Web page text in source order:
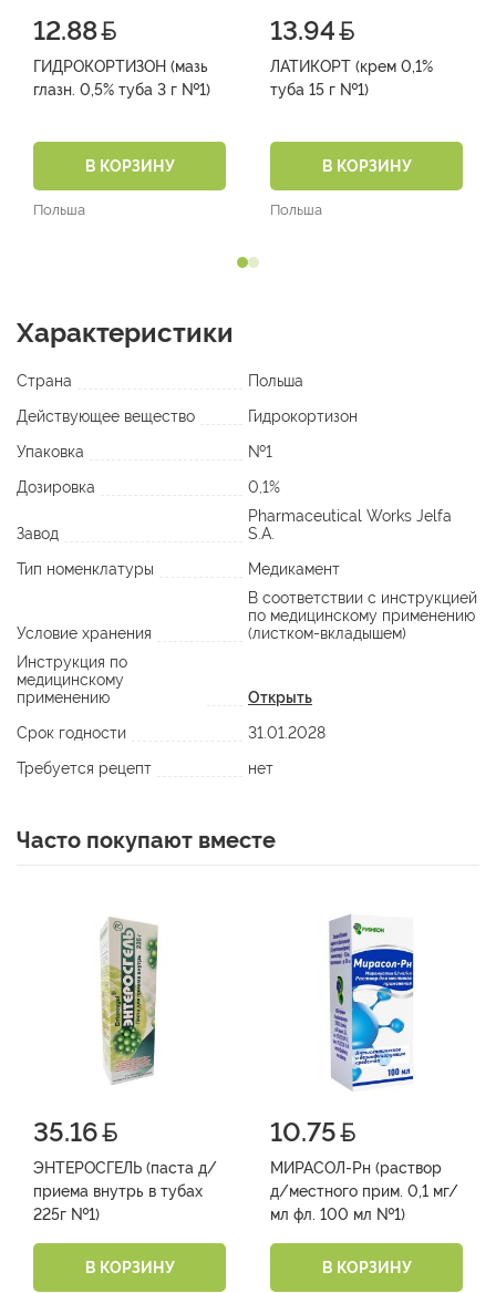
12.88
ГИДРОКОРТИЗОН (мазь
глазн. 0,5% туба 3 г №1)
В КОРЗИНУ
Польша
13.94
ЛАТИКОРТ (крем 0,1%
туба 15 г №1)
В КОРЗИНУ
Польша
Характеристики
Страна
Польша
Действующее вещество
Гидрокортизон
Упаковка
№1
Дозировка
0,1%
Завод
Pharmaceutical Works Jelfa
S.A.
Тип номенклатуры
Медикамент
Условие хранения
В соответствии с инструкцией
по медицинскому применению
(листком-вкладышем)
Инструкция по
медицинскому
применению
Открыть
Срок годности
31.01.2028
Требуется рецепт
нет
Часто покупают вместе
35.16
ЭНТЕРОСГЕЛЬ (паста д/
приема внутрь в тубах
225г №1)
В КОРЗИНУ
10.75
МИРАСОЛ-Рн (раствор
д/местного прим. 0,1 мг/
мл фл. 100 мл №1)
В КОРЗИНУ